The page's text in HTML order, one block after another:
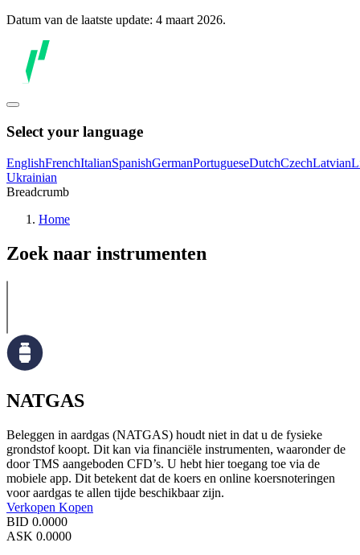
Datum van de laatste update: 4 maart 2026.
Select your language
EnglishFrenchItalianSpanishGermanPortugueseDutchCzechLatvian
Ukrainian
Breadcrumb
Home
Zoek naar instrumenten
NATGAS
Beleggen in aardgas (NATGAS) houdt niet in dat u de fysieke
grondstof koopt. Dit kan via financiële instrumenten, waaronder de
door TMS aangeboden CFD’s. U hebt hier toegang toe via de
mobiele app. Dit betekent dat de koers en online koersnoteringen
voor aardgas te allen tijde beschikbaar zijn.
Verkopen Kopen
BID 0.0000
ASK 0.0000